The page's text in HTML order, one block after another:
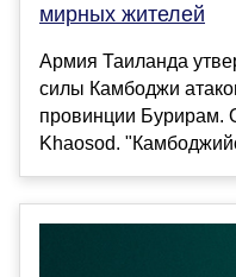
мирных жителей
Армия Таиланда
силы Камбоджи
провинции Бурирам.
Khaosod.